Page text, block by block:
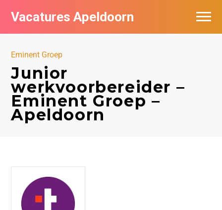
Vacatures Apeldoorn
Eminent Groep
Junior
werkvoorbereider –
Eminent Groep –
Apeldoorn
Vacatures per bedrijf
De populairste vacatures in Apeldoorn
Nieuwsbrief feed